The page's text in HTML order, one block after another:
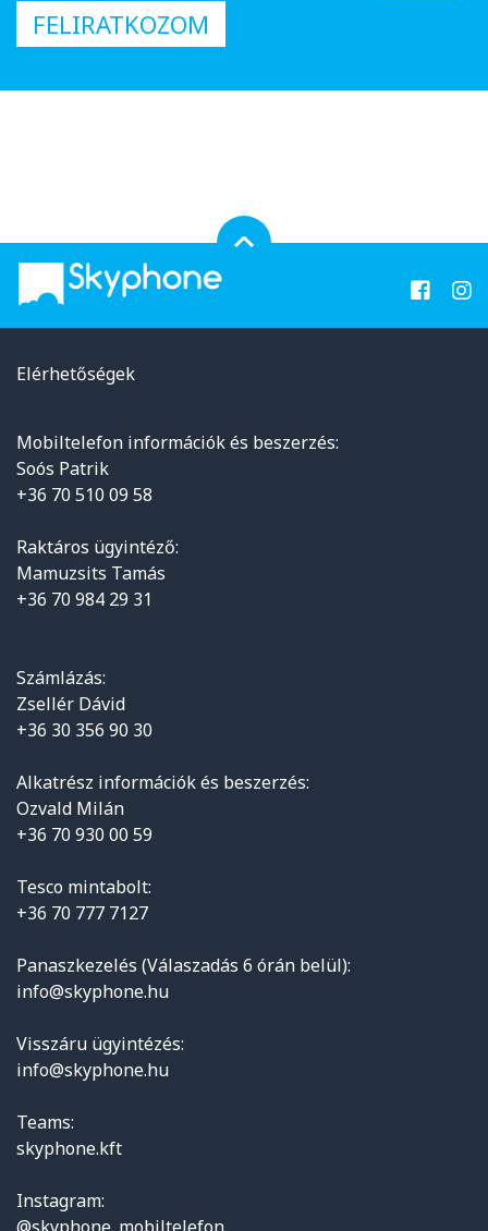
FELIRATKOZOM
Elérhetőségek
Mobiltelefon információk és beszerzés:
Soós Patrik
+36 70 510 09 58
Raktáros ügyintéző:
Mamuzsits Tamás
+36 70 984 29 31
Számlázás:
Zsellér Dávid
+36 30 356 90 30
Alkatrész információk és beszerzés:
Ozvald Milán
+36 70 930 00 59
Tesco mintabolt:
+36 70 777 7127
Panaszkezelés (Válaszadás 6 órán belül):
info@skyphone.hu
Visszáru ügyintézés:
info@skyphone.hu
Teams:
skyphone.kft
Instagram: